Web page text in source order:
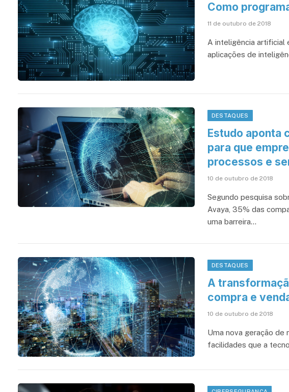
Como
11 de outubro de 2018
A inteligência artificial
aplicações de
DESTAQUES
Estudo aponta
para que
processos e
10 de outubro de 2018
Segundo pesquisa
Avaya, 35% das
uma barreira…
DESTAQUES
A
compra e
10 de outubro de 2018
Uma nova geração de
facilidades que a